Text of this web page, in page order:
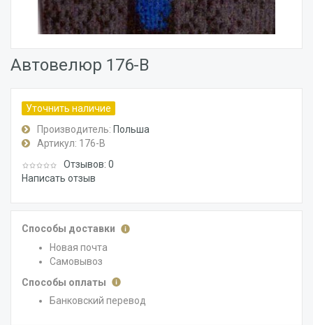
Автовелюр 176-В
Уточнить наличие
Производитель: Польша
Артикул: 176-В
Отзывов: 0
Написать отзыв
Способы доставки
Новая почта
Самовывоз
Способы оплаты
Банковский перевод